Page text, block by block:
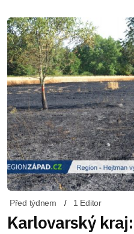
Před týdnem 1 Editor
Karlovarský